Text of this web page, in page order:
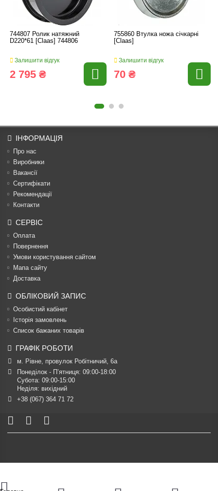
744807 Ролик натяжний
D220*61 [Claas] 744806
Залишити відгук
2 795 ₴
755860 Втулка ножа січкарні
[Claas]
Залишити відгук
70 ₴
ІНФОРМАЦІЯ
Про нас
Виробники
Вакансії
Сертифікати
Рекомендації
Контакти
СЕРВІС
Оплата
Повернення
Умови користування сайтом
Мапа сайту
Доставка
ОБЛІКОВИЙ ЗАПИС
Особистий кабінет
Історія замовлень
Список бажаних товарів
ГРАФІК РОБОТИ
м. Рівне, провулок Робітничий, 6а
Понеділок - П’ятниця: 09:00-18:00
Субота: 09:00-15:00
Неділя: вихідний
+38 (067) 364 71 72